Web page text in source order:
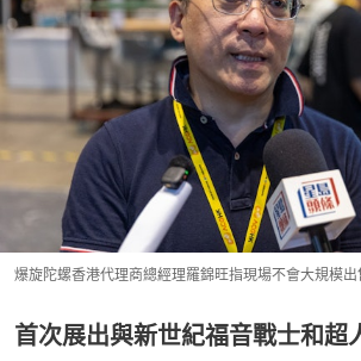
爆旋陀螺香港代理商總經理羅錦旺指現場不會大規模出
首次展出與新世紀福音戰士和超